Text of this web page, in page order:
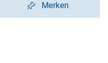
Merken